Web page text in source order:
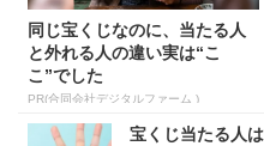
同じ宝くじなのに、当たる人
と外れる人の違い実は“こ
こ”でした
PR(合同会社デジタルファーム )
宝くじ当たる人